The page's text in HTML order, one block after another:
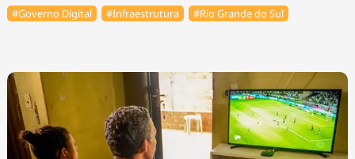
#Governo Digital #Infraestrutura #Rio Grande do Sul